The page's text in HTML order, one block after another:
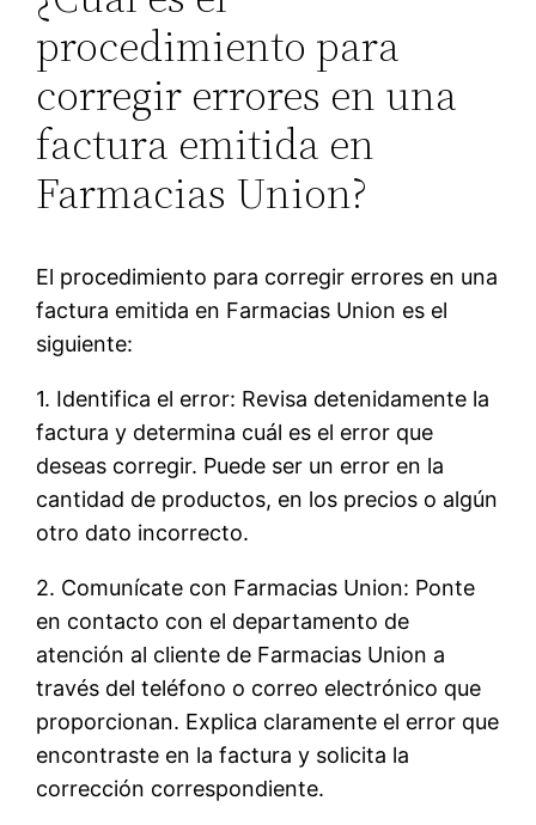
procedimiento para
corregir errores en una
factura emitida en
Farmacias Union?
El procedimiento para corregir errores en una
factura emitida en Farmacias Union es el
siguiente:
1. Identifica el error: Revisa detenidamente la
factura y determina cuál es el error que
deseas corregir. Puede ser un error en la
cantidad de productos, en los precios o algún
otro dato incorrecto.
2. Comunícate con Farmacias Union: Ponte
en contacto con el departamento de
atención al cliente de Farmacias Union a
través del teléfono o correo electrónico que
proporcionan. Explica claramente el error que
encontraste en la factura y solicita la
corrección correspondiente.